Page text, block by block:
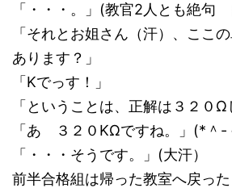
「・・・。」(教官2人とも絶句
「それとお姐さん（汗）、ここ
あります？」
「Kでっす！」
「ということは、正解は３２０Ω
「あ ３２０KΩですね。」(*＾
「・・・そうです。」(大汗）
前半合格組は帰った教室へ戻っ